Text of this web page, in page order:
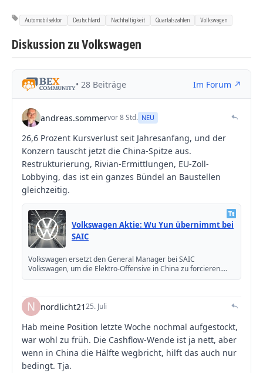
Automobilsektor Deutschland Nachhaltigkeit Quartalszahlen Volkswagen
Diskussion zu Volkswagen